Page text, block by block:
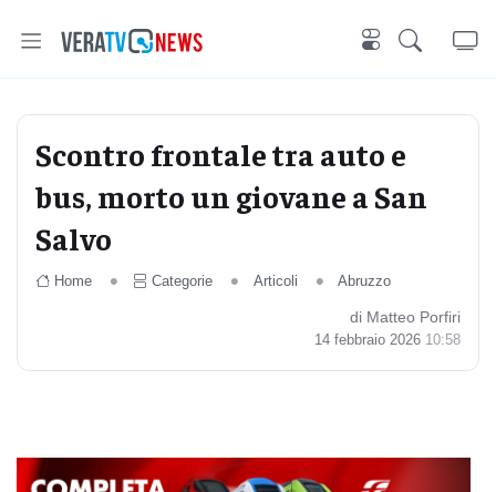
Scontro frontale tra auto e
bus, morto un giovane a San
Salvo
Home Categorie Articoli Abruzzo
di Matteo Porfiri
14 febbraio 2026 10:58